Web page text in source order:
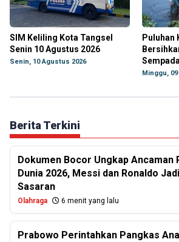
SIM Keliling Kota Tangsel
Senin 10 Agustus 2026
Senin, 10 Agustus 2026
Puluhan
Minggu,
Berita Terkini
Dokumen Bocor Ungkap Ancaman
Dunia 2026, Messi dan Ronaldo Jadi
Sasaran
Olahraga 6 menit yang lalu
Prabowo Perintahkan Pangkas